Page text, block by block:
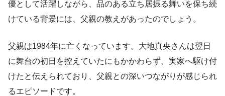
優として活躍しながら、品のある立ち居振る舞いを保ち続
けている背景には、父親の教えがあったのでしょう。
父親は1984年に亡くなっています。大地真央さんは翌日
に舞台の初日を控えていたにもかかわらず、実家へ駆け付
けたと伝えられており、父親との深いつながりが感じられ
るエピソードです。